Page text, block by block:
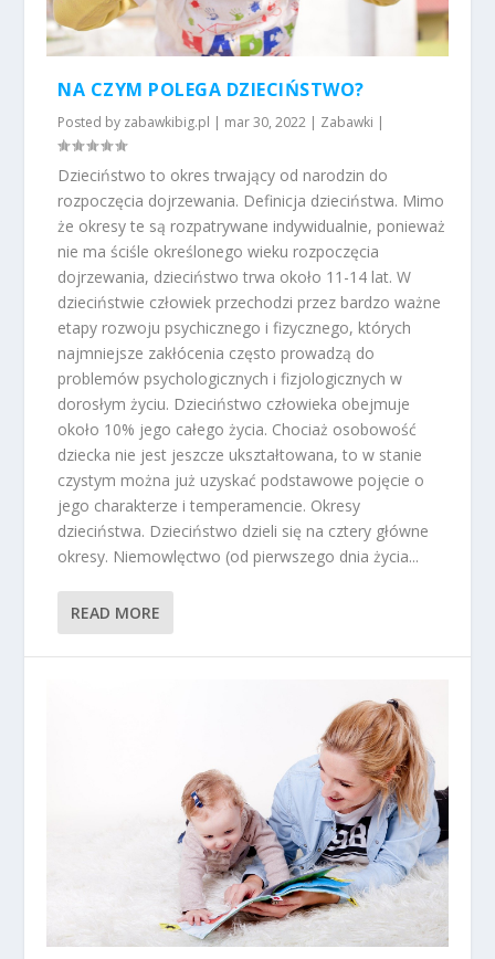
NA CZYM POLEGA DZIECIŃSTWO?
Posted by zabawkibig.pl | mar 30, 2022 | Zabawki |
Dzieciństwo to okres trwający od narodzin do
rozpoczęcia dojrzewania. Definicja dzieciństwa. Mimo
że okresy te są rozpatrywane indywidualnie, ponieważ
nie ma ściśle określonego wieku rozpoczęcia
dojrzewania, dzieciństwo trwa około 11-14 lat. W
dzieciństwie człowiek przechodzi przez bardzo ważne
etapy rozwoju psychicznego i fizycznego, których
najmniejsze zakłócenia często prowadzą do
problemów psychologicznych i fizjologicznych w
dorosłym życiu. Dzieciństwo człowieka obejmuje
około 10% jego całego życia. Chociaż osobowość
dziecka nie jest jeszcze ukształtowana, to w stanie
czystym można już uzyskać podstawowe pojęcie o
jego charakterze i temperamencie. Okresy
dzieciństwa. Dzieciństwo dzieli się na cztery główne
okresy. Niemowlęctwo (od pierwszego dnia życia...
READ MORE